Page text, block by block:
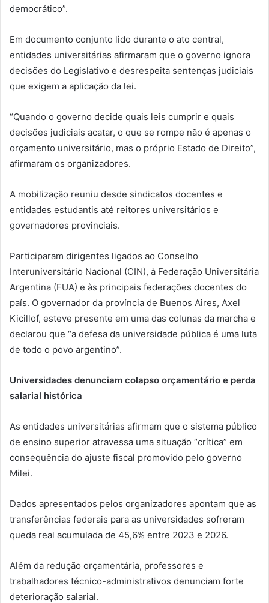
democrático”.
Em documento conjunto lido durante o ato central,
entidades universitárias afirmaram que o governo ignora
decisões do Legislativo e desrespeita sentenças judiciais
que exigem a aplicação da lei.
“Quando o governo decide quais leis cumprir e quais
decisões judiciais acatar, o que se rompe não é apenas o
orçamento universitário, mas o próprio Estado de Direito”,
afirmaram os organizadores.
A mobilização reuniu desde sindicatos docentes e
entidades estudantis até reitores universitários e
governadores provinciais.
Participaram dirigentes ligados ao Conselho
Interuniversitário Nacional (CIN), à Federação Universitária
Argentina (FUA) e às principais federações docentes do
país. O governador da província de Buenos Aires, Axel
Kicillof, esteve presente em uma das colunas da marcha e
declarou que “a defesa da universidade pública é uma luta
de todo o povo argentino”.
Universidades denunciam colapso orçamentário e perda
salarial histórica
As entidades universitárias afirmam que o sistema público
de ensino superior atravessa uma situação “crítica” em
consequência do ajuste fiscal promovido pelo governo
Milei.
Dados apresentados pelos organizadores apontam que as
transferências federais para as universidades sofreram
queda real acumulada de 45,6% entre 2023 e 2026.
Além da redução orçamentária, professores e
trabalhadores técnico-administrativos denunciam forte
deterioração salarial.